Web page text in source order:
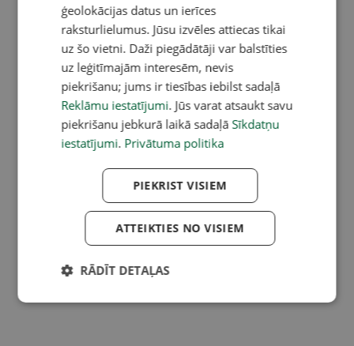
ģeolokācijas datus un ierīces
raksturlielumus. Jūsu izvēles attiecas tikai
uz šo vietni. Daži piegādātāji var balstīties
uz leģitīmajām interesēm, nevis
piekrišanu; jums ir tiesības iebilst sadaļā
Reklāmu iestatījumi. Jūs varat atsaukt savu
piekrišanu jebkurā laikā sadaļā Sīkdatņu
iestatījumi. Privātuma politika
PIEKRIST VISIEM
ATTEIKTIES NO VISIEM
RĀDĪT DETAĻAS